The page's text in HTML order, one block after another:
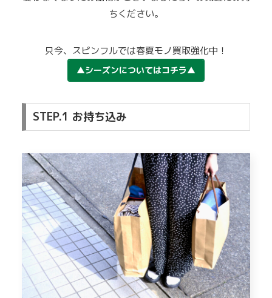
ちください。
只今、スピンフルでは春夏モノ買取強化中！
▲シーズンについてはコチラ▲
STEP.1 お持ち込み